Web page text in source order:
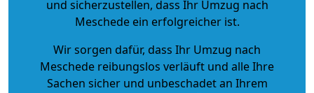
und sicherzustellen, dass Ihr Umzug nach
Meschede ein erfolgreicher ist.
Wir sorgen dafür, dass Ihr Umzug nach
Meschede reibungslos verläuft und alle Ihre
Sachen sicher und unbeschadet an Ihrem